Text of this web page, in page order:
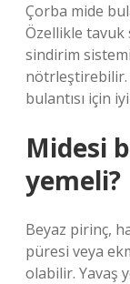
Çorba mide
Özellikle tavuk
sindirim
nötrleştirebilir.
bulantısı için
Midesi
yemeli?
Beyaz pirinç,
püresi veya
olabilir. Yavaş